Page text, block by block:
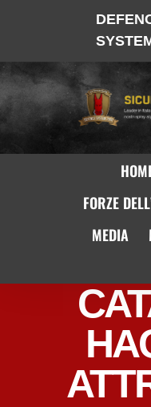
FORZE
MEDIA